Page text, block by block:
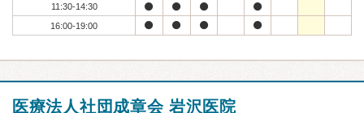
11:30-14:30
16:00-19:00
医療法人社団成章会 岩沢医院